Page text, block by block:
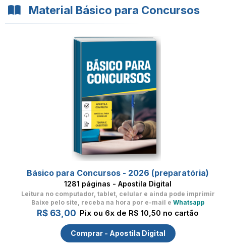
Material Básico para Concursos
Básico para Concursos - 2026 (preparatória)
1281 páginas - Apostila Digital
Leitura no computador, tablet, celular e ainda pode imprimir
Baixe pelo site, receba na hora por e-mail e Whatsapp
R$ 63,00 Pix ou 6x de R$ 10,50 no cartão
Comprar - Apostila Digital